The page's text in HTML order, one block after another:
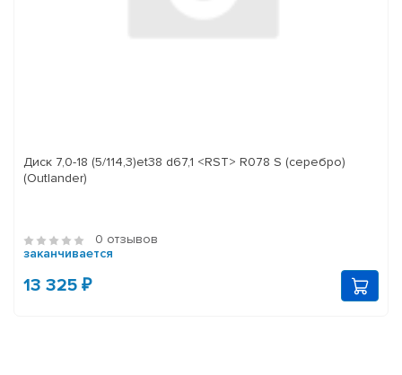
Диск 7,0-18 (5/114,3)et38 d67,1 <RST> R078 S (серебро)
(Outlander)
0 отзывов
заканчивается
13 325 ₽